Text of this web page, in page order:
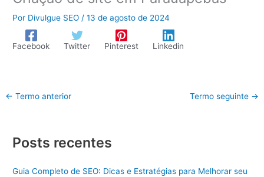
Por Divulgue SEO /13 de agosto de 2024
Facebook Twitter Pinterest Linkedin
← Termo anterior Termo seguinte →
Posts recentes
Guia Completo de SEO: Dicas e Estratégias para Melhorar seu